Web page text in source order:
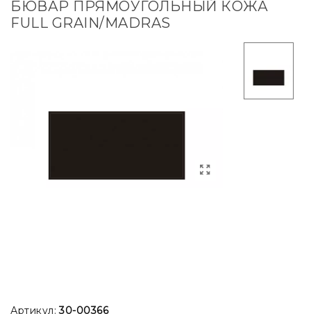
БЮВАР ПРЯМОУГОЛЬНЫЙ КОЖА
FULL GRAIN/MADRAS
Артикул: 30-00366